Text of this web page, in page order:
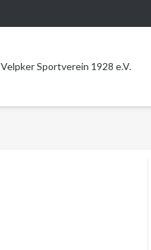
Velpker Sportverein 1928 e.V.